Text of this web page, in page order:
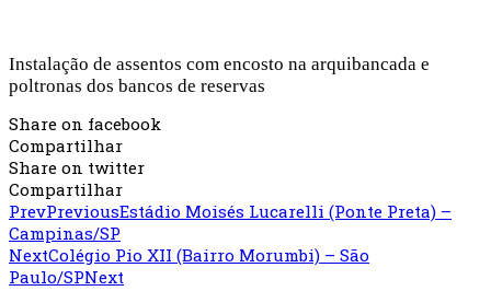
Instalação de assentos com encosto na arquibancada e
poltronas dos bancos de reservas
Share on facebook
Compartilhar
Share on twitter
Compartilhar
PrevPreviousEstádio Moisés Lucarelli (Ponte Preta) –
Campinas/SP
NextColégio Pio XII (Bairro Morumbi) – São
Paulo/SPNext